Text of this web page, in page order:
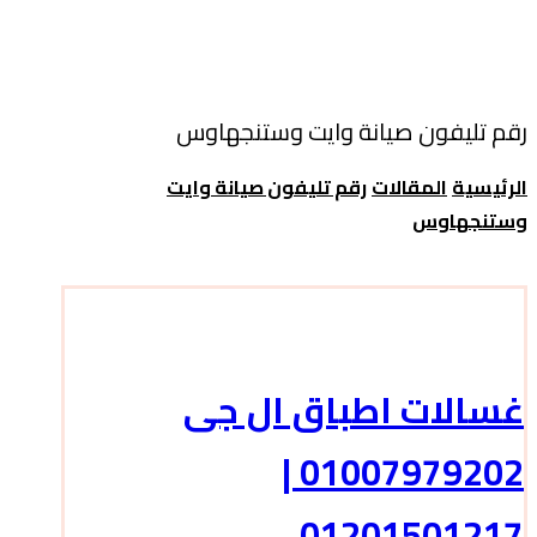
رقم تليفون صيانة وايت وستنجهاوس
الرئيسيةالمقالاترقم تليفون صيانة وايت
وستنجهاوس
غسالات اطباق ال جى
01007979202 |